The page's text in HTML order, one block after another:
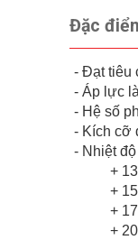
Đặc
- Đạt tiêu
- Áp lực
- Hệ số
- Kích cỡ
- Nhiệt
+
+
+
+